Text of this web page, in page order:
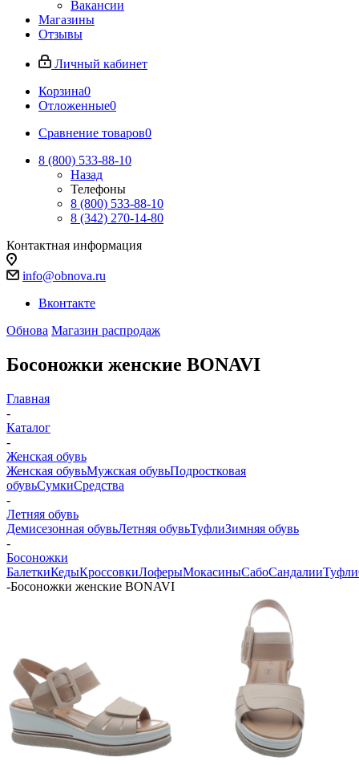
Вакансии
Магазины
Отзывы
Личный кабинет
Корзина0
Отложенные0
Сравнение товаров0
8 (800) 533-88-10
Назад
Телефоны
8 (800) 533-88-10
8 (342) 270-14-80
Контактная информация
info@obnova.ru
Вконтакте
Обнова Магазин распродаж
Босоножки женские BONAVI
Главная
-
Каталог
-
Женская обувь
Женская обувьМужская обувьПодростковая
обувьСумкиСредства
-
Летняя обувь
Демисезонная обувьЛетняя обувьТуфлиЗимняя обувь
-
Босоножки
БалеткиКедыКроссовкиЛоферыМокасиныСабоСандалииТуфли
-Босоножки женские BONAVI